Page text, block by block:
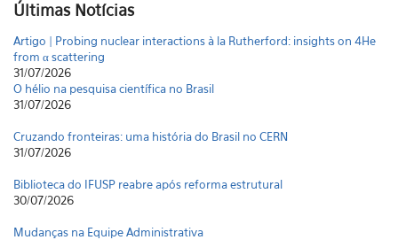
Últimas Notícias
Artigo | Probing nuclear interactions à la Rutherford: insights on 4He
from α scattering
31/07/2026
O hélio na pesquisa científica no Brasil
31/07/2026
Cruzando fronteiras: uma história do Brasil no CERN
31/07/2026
Biblioteca do IFUSP reabre após reforma estrutural
30/07/2026
Mudanças na Equipe Administrativa